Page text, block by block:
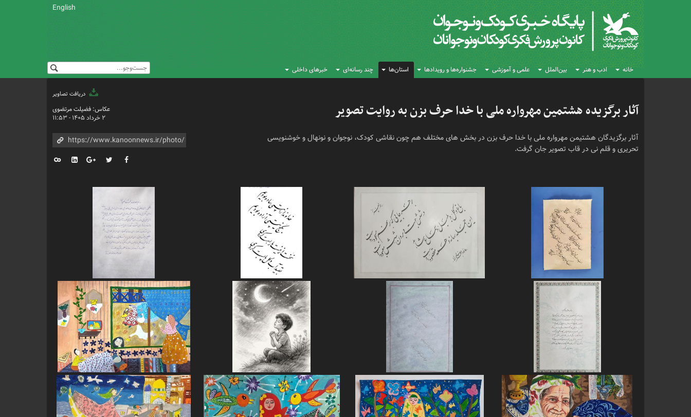
English
خانه ادب و هنر بین‌الملل علمی و آموزشی جشنواره‌ها و رویدادها استان‌ها چند رسانه‌ای خبرهای داخلی
دریافت تصاویر
آثار برگزیده هشتمین مهرواره ملی با خدا حرف بزن به روایت تصویر
آثار برگزیدگان هشتیمن مهرواره ملی با خدا حرف بزن در بخش های مختلف هم چون نقاشی کودک، نوجوان و نونهال و خوشنویسی
تحریری و قلم نی در قاب تصویر جان گرفت.
عکاس: فضیلت مرتضوی
۲ خرداد ۱۴۰۵ - ۱۱:۵۳